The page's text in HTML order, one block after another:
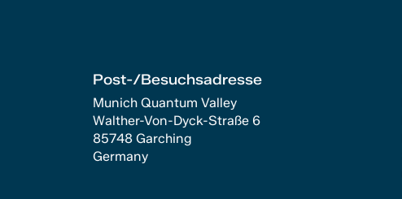
Post-/Besuchsadresse
Munich Quantum Valley
Walther-Von-Dyck-Straße 6
85748 Garching
Germany